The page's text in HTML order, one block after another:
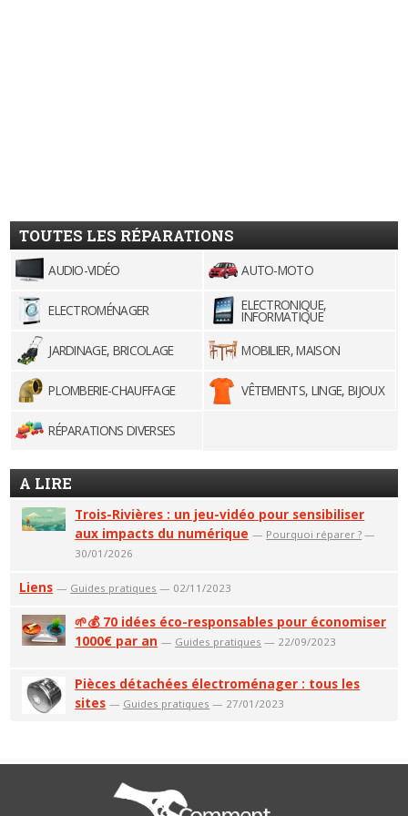
TOUTES LES RÉPARATIONS
AUDIO-VIDÉO AUTO-MOTO
ELECTROMÉNAGER ELECTRONIQUE,
INFORMATIQUE
JARDINAGE, BRICOLAGE
MOBILIER, MAISON
PLOMBERIE-CHAUFFAGE VÊTEMENTS, LINGE, BIJOUX
RÉPARATIONS DIVERSES
A LIRE
Trois-Rivières : un jeu-vidéo pour sensibiliser
aux impacts du numérique — Pourquoi réparer ? —
30/01/2026
Liens — Guides pratiques — 02/11/2023
🌱💰 70 idées éco-responsables pour économiser
1000€ par an — Guides pratiques — 22/09/2023
Pièces détachées électroménager : tous les
sites — Guides pratiques — 27/01/2023